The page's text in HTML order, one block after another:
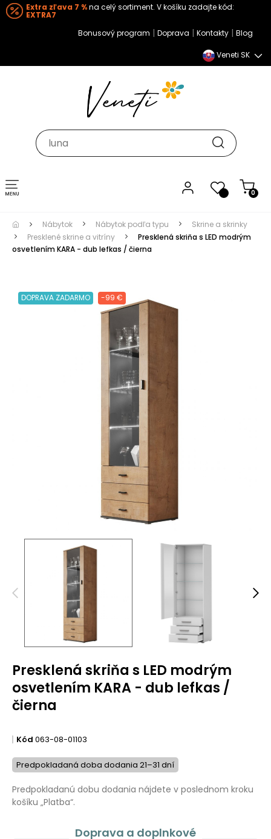
Extra zľava 7 %na celý sortiment. V košíku zadajte kód:
EXTRA7
Bonusový program | Doprava | Kontakty | Blog
Veneti SK
0
Toggle navigation
Nábytok Nábytok podľa typu
Skrine a skrinky
Presklené skrine a vitríny
Presklená skriňa s LED modrým
osvetlením KARA - dub lefkas / čierna
DOPRAVA ZADARMO -99 €
Presklená skriňa s LED modrým
osvetlením KARA - dub lefkas /
čierna
Kód 063-08-01103
Predpokladaná doba dodania 21–31 dní
Predpokladanú dobu dodania nájdete v poslednom kroku
košíku „Platba“.
Doprava a doplnkové